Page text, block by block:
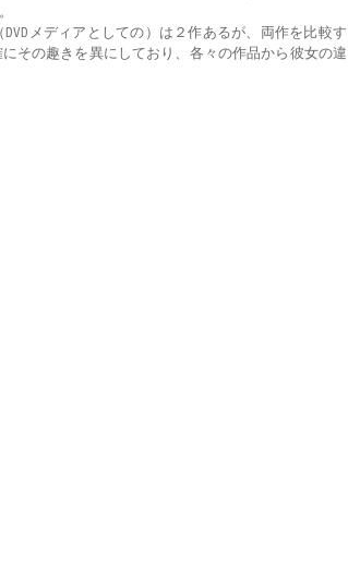
メディアとしての）は２作あるが、両作を比較す
その趣きを異にしており、各々の作品から彼女の違